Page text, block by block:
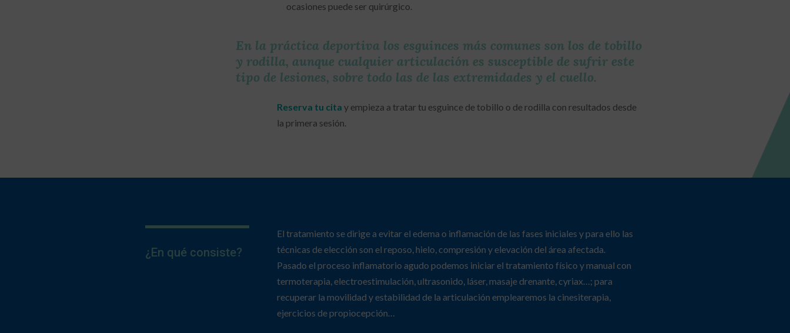
ocasiones puede ser quirúrgico.
En la práctica deportiva los esguinces más comunes son los de tobillo
y rodilla, aunque cualquier articulación es susceptible de sufrir este
tipo de lesiones, sobre todo las de las extremidades y el cuello.
Reserva tu cita y empieza a tratar tu esguince de tobillo o de rodilla con resultados desde
la primera sesión.
¿En qué consiste?
El tratamiento se dirige a evitar el edema o inflamación de las fases iniciales y para ello las
técnicas de elección son el reposo, hielo, compresión y elevación del área afectada.
Pasado el proceso inflamatorio agudo podemos iniciar el tratamiento físico y manual con
termoterapia, electroestimulación, ultrasonido, láser, masaje drenante, cyriax…; para
recuperar la movilidad y estabilidad de la articulación emplearemos la cinesiterapia,
ejercicios de propiocepción…